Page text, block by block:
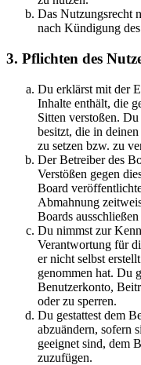
Das Nutzungsrecht
nach Kündigung
3. Pflichten des
Du erklärst mit der
Inhalte enthält, die
Sitten verstoßen.
besitzt, die in
zu setzen bzw. zu
Der Betreiber des
Verstößen gegen
Board
Abmahnung
Boards
Du nimmst zur
Verantwortung für
er nicht selbst
genommen hat. Du
Benutzerkonto,
oder zu sperren.
Du gestattest dem
abzuändern, sofern
geeignet sind, dem
zuzufügen.